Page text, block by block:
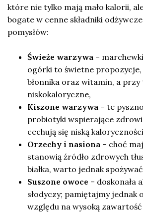
które nie tylko mają mało kalorii,
bogate w cenne składniki
pomysłów:
Świeże warzywa –
ogórki to świetne
błonnika oraz witamin, a przy
niskokaloryczne,
Kiszone warzywa – te
probiotyki wspierające
cechują się niską
Orzechy i nasiona – choć
stanowią źródło zdrowych
białka, warto jednak
Suszone owoce – doskonała
słodyczy; pamiętajmy jednak
względu na wysoką